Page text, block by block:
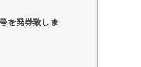
を発券致しま